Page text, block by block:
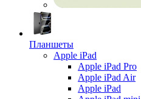
Планшеты
Apple iPad
Apple iPad Pro
Apple iPad Air
Apple iPad